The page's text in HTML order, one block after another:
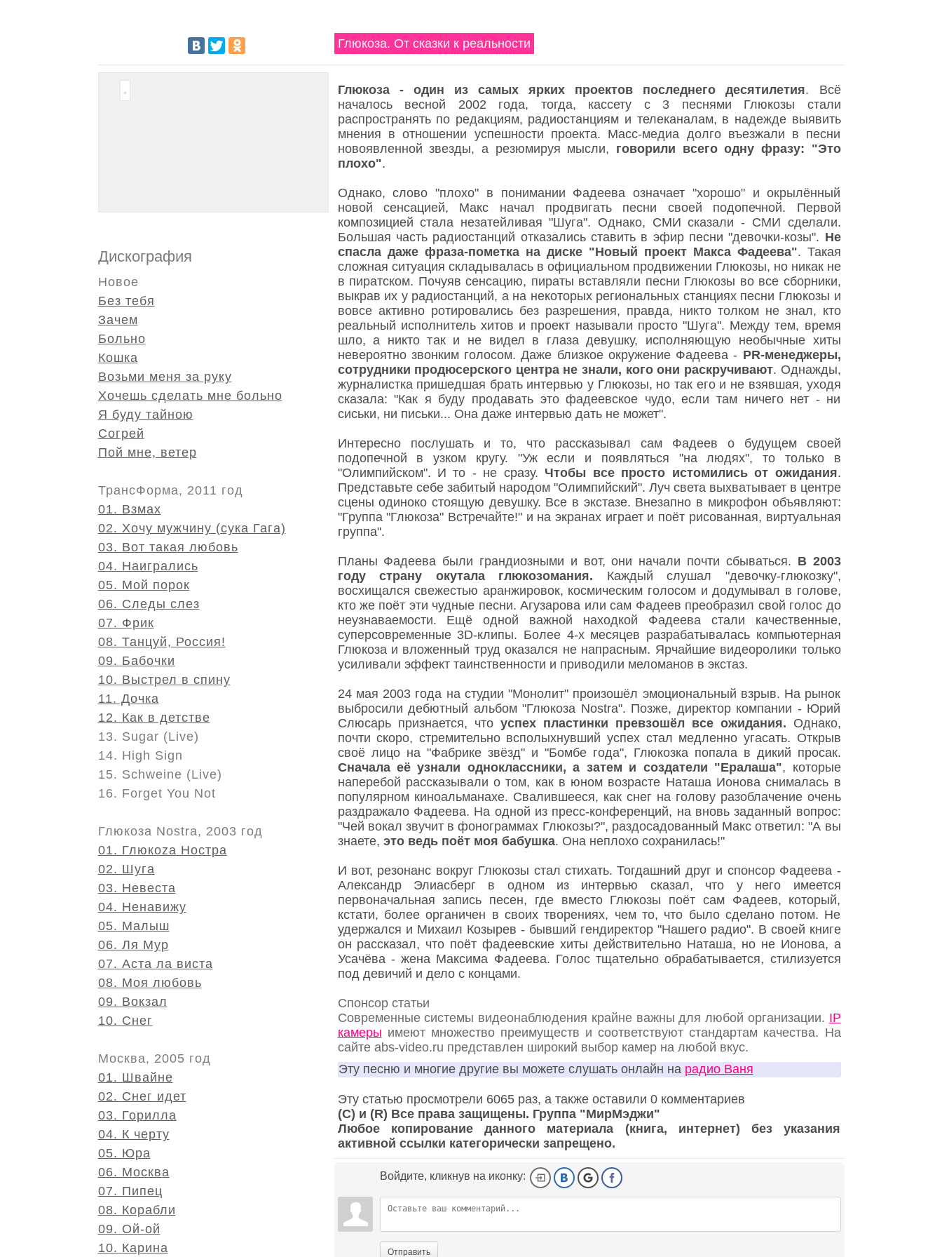
Глюкоза. От сказки к реальности
Глюкоза - один из самых ярких проектов последнего десятилетия. Всё
началось весной 2002 года, тогда, кассету с 3 песнями Глюкозы стали
распространять по редакциям, радиостанциям и телеканалам, в надежде выявить
мнения в отношении успешности проекта. Масс-медиа долго въезжали в песни
новоявленной звезды, а резюмируя мысли, говорили всего одну фразу: "Это
плохо".
Однако, слово "плохо" в понимании Фадеева означает "хорошо" и окрылённый
новой сенсацией, Макс начал продвигать песни своей подопечной. Первой
композицией стала незатейливая "Шуга". Однако, СМИ сказали - СМИ сделали.
Большая часть радиостанций отказались ставить в эфир песни "девочки-козы". Не
спасла даже фраза-пометка на диске "Новый проект Макса Фадеева". Такая
сложная ситуация складывалась в официальном продвижении Глюкозы, но никак не
в пиратском. Почуяв сенсацию, пираты вставляли песни Глюкозы во все сборники,
выкрав их у радиостанций, а на некоторых региональных станциях песни Глюкозы и
вовсе активно ротировались без разрешения, правда, никто толком не знал, кто
реальный исполнитель хитов и проект называли просто "Шуга". Между тем, время
шло, а никто так и не видел в глаза девушку, исполняющую необычные хиты
невероятно звонким голосом. Даже близкое окружение Фадеева - PR-менеджеры,
сотрудники продюсерского центра не знали, кого они раскручивают. Однажды,
журналистка пришедшая брать интервью у Глюкозы, но так его и не взявшая, уходя
сказала: "Как я буду продавать это фадеевское чудо, если там ничего нет - ни
сиськи, ни письки... Она даже интервью дать не может".
Интересно послушать и то, что рассказывал сам Фадеев о будущем своей
подопечной в узком кругу. "Уж если и появляться "на людях", то только в
"Олимпийском". И то - не сразу. Чтобы все просто истомились от ожидания.
Представьте себе забитый народом "Олимпийский". Луч света выхватывает в центре
сцены одиноко стоящую девушку. Все в экстазе. Внезапно в микрофон объявляют:
"Группа "Глюкоза" Встречайте!" и на экранах играет и поёт рисованная, виртуальная
группа".
Планы Фадеева были грандиозными и вот, они начали почти сбываться. В 2003
году страну окутала глюкозомания. Каждый слушал "девочку-глюкозку",
восхищался свежестью аранжировок, космическим голосом и додумывал в голове,
кто же поёт эти чудные песни. Агузарова или сам Фадеев преобразил свой голос до
неузнаваемости. Ещё одной важной находкой Фадеева стали качественные,
суперсовременные 3D-клипы. Более 4-х месяцев разрабатывалась компьютерная
Глюкоза и вложенный труд оказался не напрасным. Ярчайшие видеоролики только
усиливали эффект таинственности и приводили меломанов в экстаз.
24 мая 2003 года на студии "Монолит" произошёл эмоциональный взрыв. На рынок
выбросили дебютный альбом "Глюкоза Nostra". Позже, директор компании - Юрий
Слюсарь признается, что успех пластинки превзошёл все ожидания. Однако,
почти скоро, стремительно всполыхнувший успех стал медленно угасать. Открыв
своё лицо на "Фабрике звёзд" и "Бомбе года", Глюкозка попала в дикий просак.
Сначала её узнали одноклассники, а затем и создатели "Ералаша", которые
наперебой рассказывали о том, как в юном возрасте Наташа Ионова снималась в
популярном киноальманахе. Свалившееся, как снег на голову разоблачение очень
раздражало Фадеева. На одной из пресс-конференций, на вновь заданный вопрос:
"Чей вокал звучит в фонограммах Глюкозы?", раздосадованный Макс ответил: "А вы
знаете, это ведь поёт моя бабушка. Она неплохо сохранилась!"
И вот, резонанс вокруг Глюкозы стал стихать. Тогдашний друг и спонсор Фадеева -
Александр Элиасберг в одном из интервью сказал, что у него имеется
первоначальная запись песен, где вместо Глюкозы поёт сам Фадеев, который,
кстати, более органичен в своих творениях, чем то, что было сделано потом. Не
удержался и Михаил Козырев - бывший гендиректор "Нашего радио". В своей книге
он рассказал, что поёт фадеевские хиты действительно Наташа, но не Ионова, а
Усачёва - жена Максима Фадеева. Голос тщательно обрабатывается, стилизуется
под девичий и дело с концами.
Спонсор статьи
Современные системы видеонаблюдения крайне важны для любой организации. IP
камеры имеют множество преимуществ и соответствуют стандартам качества. На
сайте abs-video.ru представлен широкий выбор камер на любой вкус.
Эту песню и многие другие вы можете слушать онлайн на радио Ваня
Эту статью просмотрели 6065 раз, а также оставили 0 комментариев
(С) и (R) Все права защищены. Группа "МирМэджи"
Любое копирование данного материала (книга, интернет) без указания
активной ссылки категорически запрещено.
Войдите, кликнув на иконку:
Отправить
Дискография
Новое
Без тебя
Зачем
Больно
Кошка
Возьми меня за руку
Хочешь сделать мне больно
Я буду тайною
Согрей
Пой мне, ветер
ТрансФорма, 2011 год
01. Взмах
02. Хочу мужчину (сука Гага)
03. Вот такая любовь
04. Наигрались
05. Мой порок
06. Следы слез
07. Фрик
08. Танцуй, Россия!
09. Бабочки
10. Выстрел в спину
11. Дочка
12. Как в детстве
13. Sugar (Live)
14. High Sign
15. Schweine (Live)
16. Forget You Not
Глюкоза Nostra, 2003 год
01. Глюкоza Ностра
02. Шуга
03. Невеста
04. Ненавижу
05. Малыш
06. Ля Мур
07. Аста ла виста
08. Моя любовь
09. Вокзал
10. Снег
Москва, 2005 год
01. Швайне
02. Снег идет
03. Горилла
04. К черту
05. Юра
06. Москва
07. Пипец
08. Корабли
09. Ой-ой
10. Карина